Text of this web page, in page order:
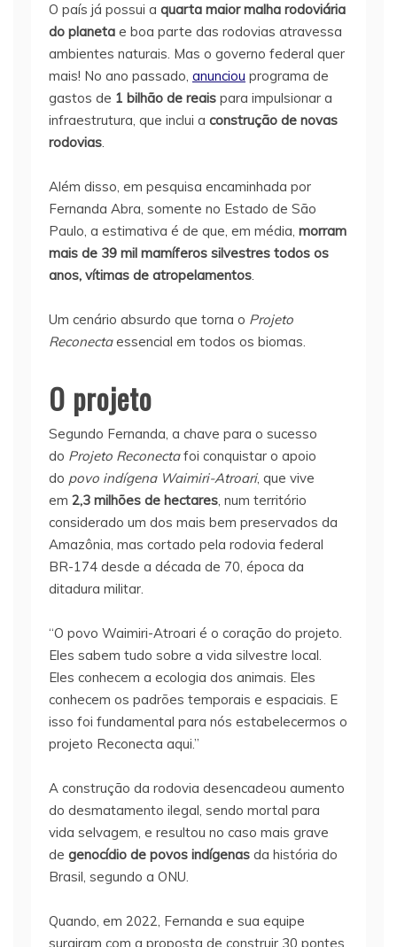
O país já possui a quarta maior malha rodoviária
do planeta e boa parte das rodovias atravessa
ambientes naturais. Mas o governo federal quer
mais! No ano passado, anunciou programa de
gastos de 1 bilhão de reais para impulsionar a
infraestrutura, que inclui a construção de novas
rodovias.
Além disso, em pesquisa encaminhada por
Fernanda Abra, somente no Estado de São
Paulo, a estimativa é de que, em média, morram
mais de 39 mil mamíferos silvestres todos os
anos, vítimas de atropelamentos.
Um cenário absurdo que torna o Projeto
Reconectaessencial em todos os biomas.
O projeto
Segundo Fernanda, a chave para o sucesso
do Projeto Reconectafoi conquistar o apoio
do povo indígena Waimiri-Atroari, que vive
em 2,3 milhões de hectares, num território
considerado um dos mais bem preservados da
Amazônia, mas cortado pela rodovia federal
BR-174 desde a década de 70, época da
ditadura militar.
“O povo Waimiri-Atroari é o coração do projeto.
Eles sabem tudo sobre a vida silvestre local.
Eles conhecem a ecologia dos animais. Eles
conhecem os padrões temporais e espaciais. E
isso foi fundamental para nós estabelecermos o
projeto Reconecta aqui.”
A construção da rodovia desencadeou aumento
do desmatamento ilegal, sendo mortal para
vida selvagem, e resultou no caso mais grave
de genocídio de povos indígenas da história do
Brasil, segundo a ONU.
Quando, em 2022, Fernanda e sua equipe
surgiram com a proposta de construir 30 pontes